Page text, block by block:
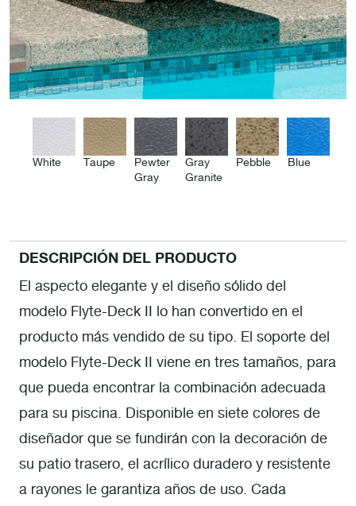
White Taupe
Pewter
Gray
Gray
Granite
Pebble Blue
DESCRIPCIÓN DEL PRODUCTO
El aspecto elegante y el diseño sólido del
modelo Flyte-Deck II lo han convertido en el
producto más vendido de su tipo. El soporte del
modelo Flyte-Deck II viene en tres tamaños, para
que pueda encontrar la combinación adecuada
para su piscina. Disponible en siete colores de
diseñador que se fundirán con la decoración de
su patio trasero, el acrílico duradero y resistente
a rayones le garantiza años de uso. Cada